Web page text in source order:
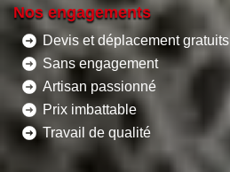
Nos engagements
Devis et déplacement gratuits
Sans engagement
Artisan passionné
Prix imbattable
Travail de qualité